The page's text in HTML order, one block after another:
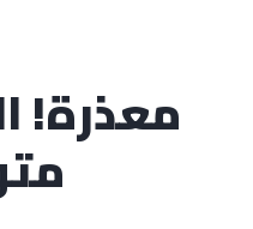
معذرة!